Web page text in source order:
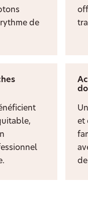
de
et